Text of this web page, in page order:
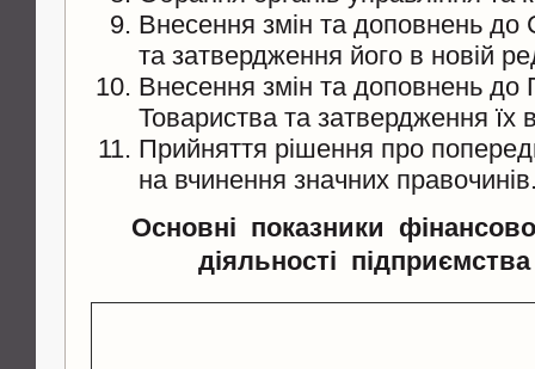
Внесення змін та доповнень до
та затвердження його в новій
Внесення змін та доповнень
Товариства та затвердження їх
Прийняття рішення про
на вчинення значних
Основні показники
діяльності